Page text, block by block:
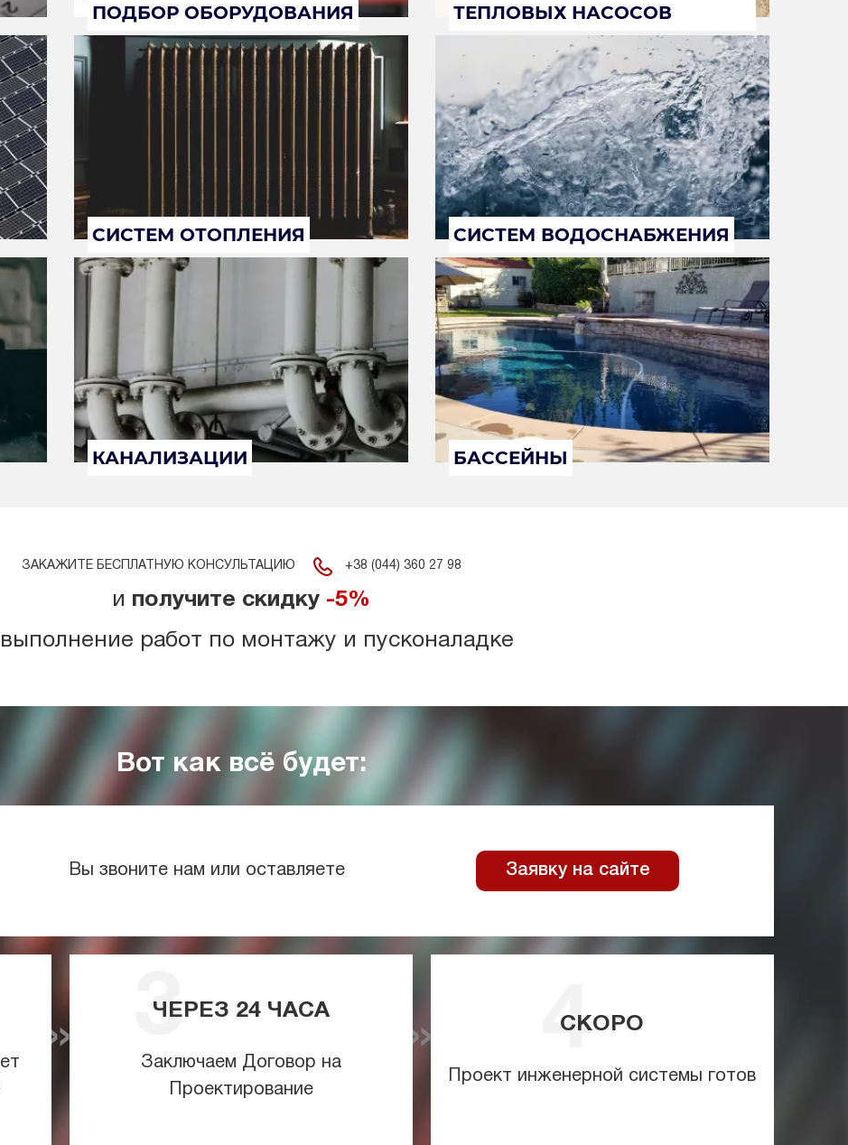
ПОДБОР ОБОРУДОВАНИЯ
ТЕПЛОВЫХ НАСОСОВ
СИСТЕМ ОТОПЛЕНИЯ СИСТЕМ ВОДОСНАБЖЕНИЯ
КАНАЛИЗАЦИИ БАССЕЙНЫ
ЗАКАЖИТЕ БЕСПЛАТНУЮ КОНСУЛЬТАЦИЮ +38 (044) 360 27 98
и получите скидку -5%
работ по монтажу и пусконаладке
Вот как всё будет:
Вы звоните нам или оставляете Заявку на сайте
ЧЕРЕЗ 24ЧАСА
Заключаем Договор на
Проектирование
СКОРО
Проект инженерной системы готов